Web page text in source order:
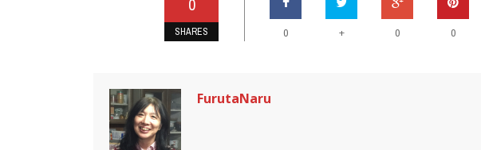
0
SHARES 0 + 0 0
FurutaNaru